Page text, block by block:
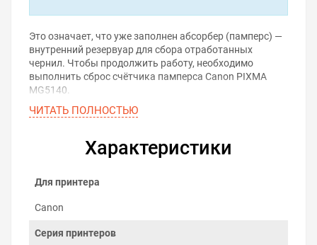
Это означает, что уже заполнен абсорбер (памперс) —
внутренний резервуар для сбора отработанных
чернил. Чтобы продолжить работу, необходимо
выполнить сброс счётчика памперса Canon PIXMA
MG5140.
Проблема решается с помощью программы для сброса
рабочее состояние — без вскрытия корпуса и визита в
Скачать программу для
ЧИТАТЬ ПОЛНОСТЬЮ
Характеристики
Для принтера
Canon
Серия принтеров